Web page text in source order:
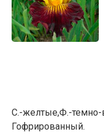
С.-желтые,Ф.-
Гофрированный.